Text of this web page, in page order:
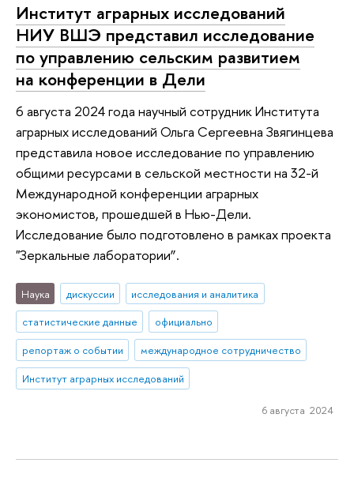
Институт аграрных исследований
НИУ ВШЭ представил исследование
по управлению сельским развитием
на конференции в Дели
6 августа 2024 года научный сотрудник Института
аграрных исследований Ольга Сергеевна Звягинцева
представила новое исследование по управлению
общими ресурсами в сельской местности на 32-й
Международной конференции аграрных
экономистов, прошедшей в Нью-Дели.
Исследование было подготовлено в рамках проекта
"Зеркальные лаборатории”.
Наука дискуссии
исследования и аналитика
статистические данные
официально
репортаж о событии
международное сотрудничество
Институт аграрных исследований
6 августа 2024